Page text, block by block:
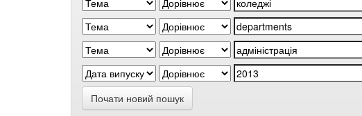
Почати новий пошук